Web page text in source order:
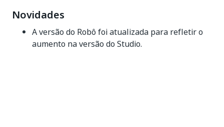
Novidades
A versão do Robô foi atualizada para refletir o
aumento na versão do Studio.